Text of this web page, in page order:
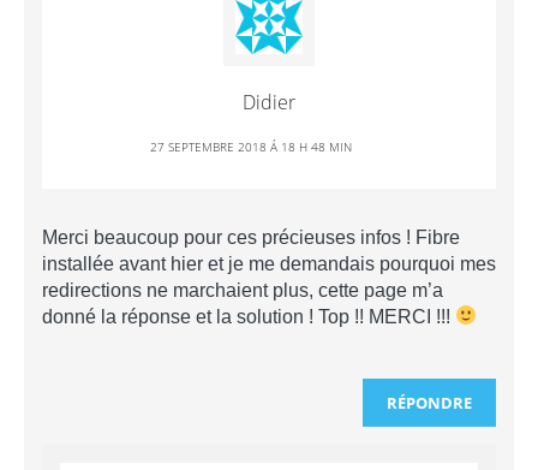
Didier
27 SEPTEMBRE 2018 Á 18 H 48 MIN
Merci beaucoup pour ces précieuses infos ! Fibre
installée avant hier et je me demandais pourquoi mes
redirections ne marchaient plus, cette page m’a
donné la réponse et la solution ! Top !! MERCI !!!
RÉPONDRE